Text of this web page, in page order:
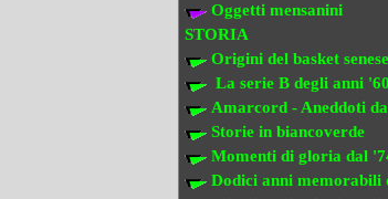
Oggetti mensanini
STORIA
Origini del basket senese
La serie B degli anni '60
Amarcord - Aneddoti
Storie in biancoverde
Momenti di gloria dal
Dodici anni memorabili